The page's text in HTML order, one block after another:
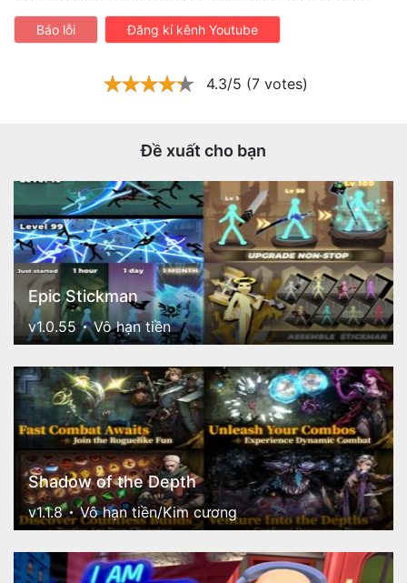
Báo lỗi Đăng kí kênh Youtube
4.3/5 (7 votes)
Đề xuất cho bạn
Epic Stickman
v1.0.55 Vô hạn tiền
Shadow of the Depth
v1.1.8 Vô hạn tiền/Kim cương